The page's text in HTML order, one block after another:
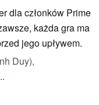
dla członków Prime
każda gra ma
jego upływem.
Duy),